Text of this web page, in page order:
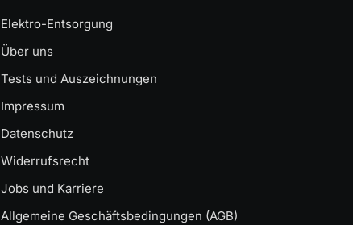
Elektro-Entsorgung
Über uns
Tests und Auszeichnungen
Impressum
Datenschutz
Widerrufsrecht
Jobs und Karriere
Allgemeine Geschäftsbedingungen (AGB)